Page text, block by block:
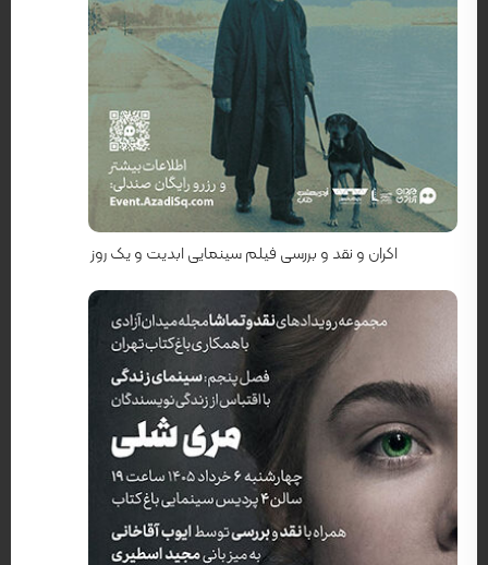
کارگردان: تئو آنجلوپولوس
اکران و نقد و بررسی فیلم سینمایی ابدیت و یک روز